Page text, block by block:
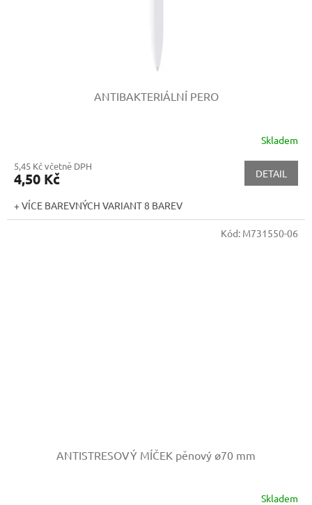
ANTIBAKTERIÁLNÍ PERO
Skladem
5,45 Kč včetně DPH
4,50 Kč DETAIL
+ VÍCE BAREVNÝCH VARIANT 8 BAREV
ANTISTRESOVÝ MÍČEK pěnový ø70 mm
Skladem
Kód: M731550-06